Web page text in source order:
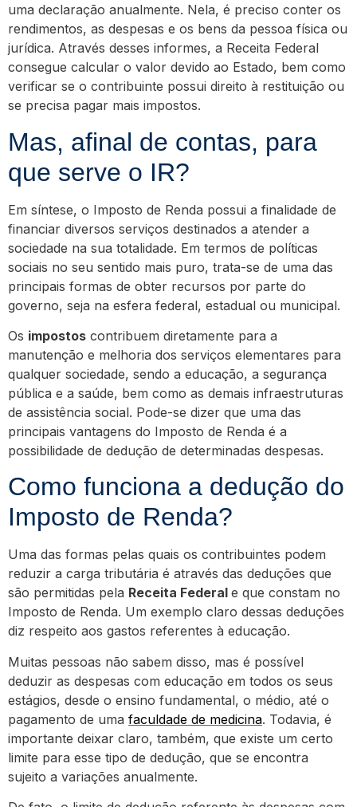
uma declaração anualmente. Nela, é preciso conter os
rendimentos, as despesas e os bens da pessoa física ou
jurídica. Através desses informes, a Receita Federal
consegue calcular o valor devido ao Estado, bem como
verificar se o contribuinte possui direito à restituição ou
se precisa pagar mais impostos.
Mas, afinal de contas, para
que serve o IR?
Em síntese, o Imposto de Renda possui a finalidade de
financiar diversos serviços destinados a atender a
sociedade na sua totalidade. Em termos de políticas
sociais no seu sentido mais puro, trata-se de uma das
principais formas de obter recursos por parte do
governo, seja na esfera federal, estadual ou municipal.
Os impostos contribuem diretamente para a
manutenção e melhoria dos serviços elementares para
qualquer sociedade, sendo a educação, a segurança
pública e a saúde, bem como as demais infraestruturas
de assistência social. Pode-se dizer que uma das
principais vantagens do Imposto de Renda é a
possibilidade de dedução de determinadas despesas.
Como funciona a dedução do
Imposto de Renda?
Uma das formas pelas quais os contribuintes podem
reduzir a carga tributária é através das deduções que
são permitidas pela Receita Federal e que constam no
Imposto de Renda. Um exemplo claro dessas deduções
diz respeito aos gastos referentes à educação.
Muitas pessoas não sabem disso, mas é possível
deduzir as despesas com educação em todos os seus
estágios, desde o ensino fundamental, o médio, até o
pagamento de uma faculdade de medicina. Todavia, é
importante deixar claro, também, que existe um certo
limite para esse tipo de dedução, que se encontra
sujeito a variações anualmente.